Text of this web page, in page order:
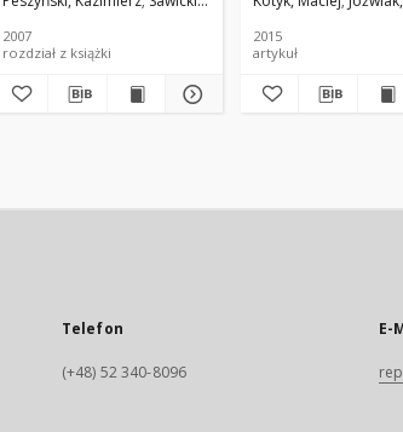
2007
rozdział z książki
silnikowych
2015
artykuł
Telefon
(+48) 52 340-8096
E-